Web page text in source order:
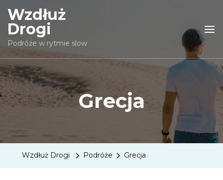
Wzdłuż
Drogi
Podróże w rytmie slow
Grecja
Wzdłuż Drogi Podróże Grecja